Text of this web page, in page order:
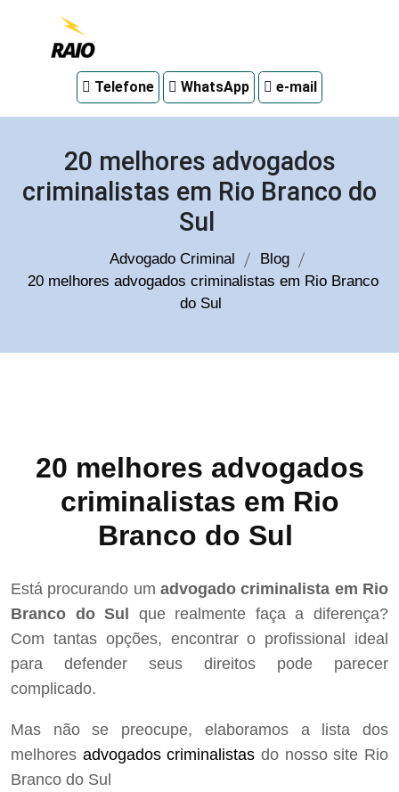
em
Telefone WhatsApp e-mail
20 melhores advogados
criminalistas em Rio Branco do
Sul
Advogado Criminal
Blog
20 melhores advogados criminalistas em Rio Branco
do Sul
20 melhores advogados
criminalistas em Rio
Branco do Sul
Está procurando um advogado criminalista em Rio
Branco do Sul que realmente faça a diferença?
Com tantas opções, encontrar o profissional ideal
para defender seus direitos pode parecer
complicado.
Mas não se preocupe, elaboramos a lista dos
melhores advogados criminalistas do nosso site Rio
Branco do Sul